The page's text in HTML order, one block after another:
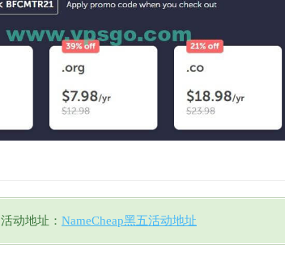
活动地址： NameCheap黑五活动地址